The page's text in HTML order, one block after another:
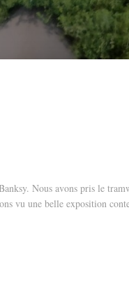
Nous avons pris le
vu une belle exposition